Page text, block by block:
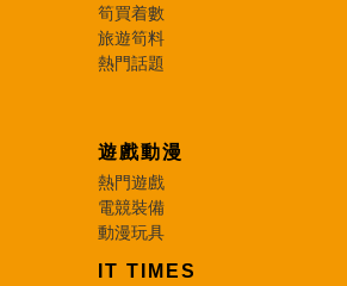
筍買着數
旅遊筍料
熱門話題
遊戲動漫
熱門遊戲
電競裝備
動漫玩具
IT TIMES